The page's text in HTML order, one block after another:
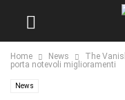
Home News
The
porta notevoli miglioramenti
News